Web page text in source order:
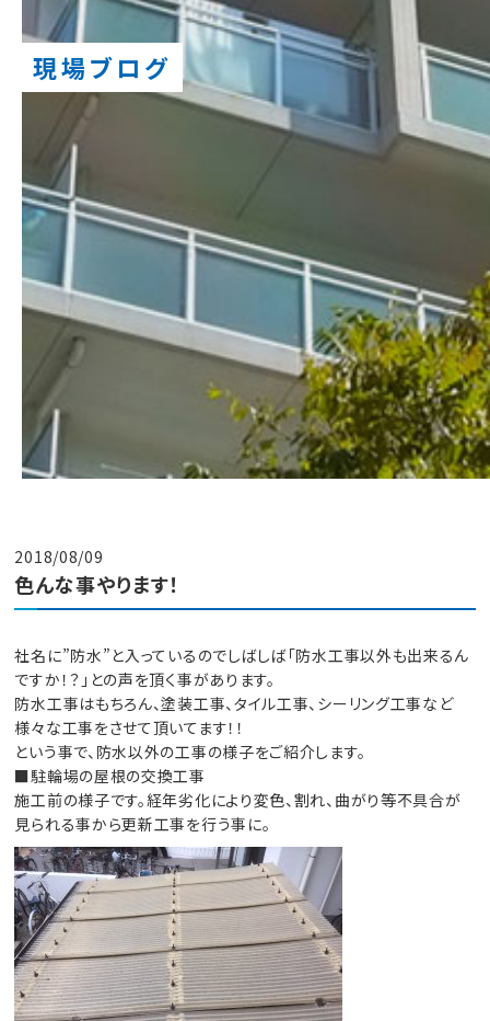
現場ブログ
2018/08/09
色んな事やります！
社名に”防水”と入っているのでしばしば「防水工事以外も出来るん
ですか！？」との声を頂く事があります。
防水工事はもちろん、塗装工事、タイル工事、シーリング工事など
様々な工事をさせて頂いてます！！
という事で、防水以外の工事の様子をご紹介します。
■駐輪場の屋根の交換工事
施工前の様子です。経年劣化により変色、割れ、曲がり等不具合が
見られる事から更新工事を行う事に。